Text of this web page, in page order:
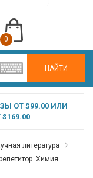
НАЙТИ
0
ОТ $99.00 ИЛИ
литература
Химия